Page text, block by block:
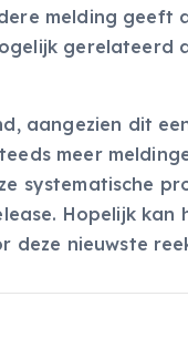
melding geeft
gerelateerd
aangezien dit
meer
systematische
Hopelijk kan
deze nieuwste